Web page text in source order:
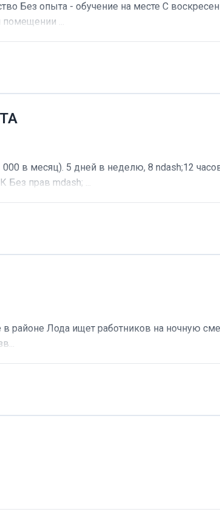
Без опыта - обучение на месте С
...
в месяц). 5 дней в неделю, 8 ndash;12
прав mdash; ...
районе Лода ищет работников на ночную